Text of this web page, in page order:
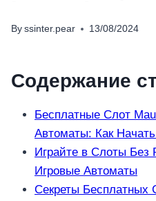
By ssinter.pear 13/08/2024
Содержание
Бесплатные Слот
Автоматы: Как
Играйте в Слоты Без
Игровые Автоматы
Секреты Бесплатных